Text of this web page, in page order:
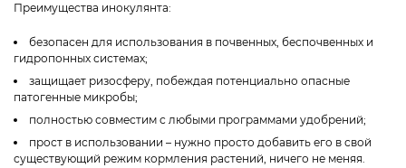
Преимущества инокулянта:
безопасен для использования в почвенных, беспочвенных и
гидропонных системах;
защищает ризосферу, побеждая потенциально опасные
патогенные микробы;
полностью совместим с любыми программами удобрений;
прост в использовании – нужно просто добавить его в свой
существующий режим кормления растений, ничего не меняя.